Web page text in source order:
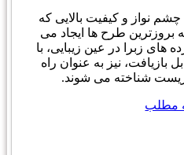
نواز و کیفیت بالایی که
بروزترین طرح ها ایجاد می
های زبرا در عین زیبایی، با
بازیافت، نیز به عنوان راه
شناخته می شوند.
مطلب